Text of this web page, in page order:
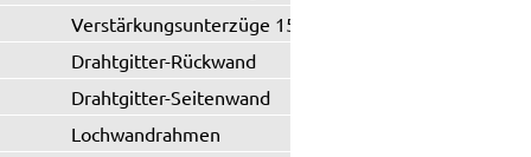
Verstärkungsunterzüge 150 kg
Drahtgitter-Rückwand
Drahtgitter-Seitenwand
Lochwandrahmen